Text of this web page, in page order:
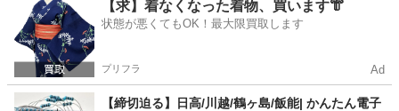
【求】着なくなった着物、買います👘
状態が悪くてもOK！最大限買取します
プリフラ Ad
【締切迫る】日高/川越/鶴ヶ島/飯能| かんたん電子